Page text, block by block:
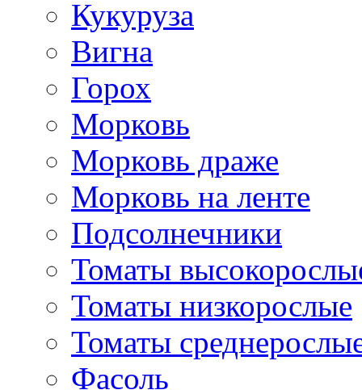
Кукуруза
Вигна
Горох
Морковь
Морковь драже
Морковь на ленте
Подсолнечники
Томаты
Томаты низкорослые
Томаты
Фасоль